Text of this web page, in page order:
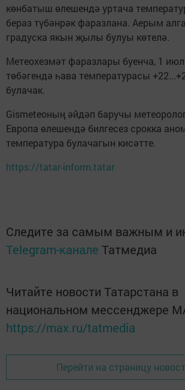
көнбатыш өлешендә уртача
бераз түбәнрәк фаразлана. Аерым
градуска якын җылы булуы көтелә.
Метеохезмәт фаразлары буенча, 1
төбәгендә һава температурасы
булачак.
Gismeteoның әйдәп баручы
Европа өлешендә билгесез срокка
температура булачагын кисәтте.
https://tatar-inform.tatar
Следите за самым важным и
Telegram-канале Татмедиа
Читайте новости Татарстана в
национальном мессенджере
https://max.ru/tatmedia
Перейти на страницу